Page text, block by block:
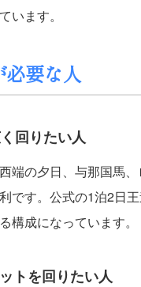
います。
要な人
回りたい人
端の夕日、与那国馬
です。公式の1泊2日
構成になっています。
トを回りたい人